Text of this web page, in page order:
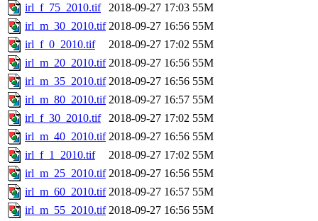
irl_f_75_2010.tif
2018-09-27 17:03 55M
irl_m_30_2010.tif 2018-09-27 16:56 55M
irl_f_0_2010.tif
2018-09-27 17:02 55M
irl_m_20_2010.tif 2018-09-27 16:56 55M
irl_m_35_2010.tif 2018-09-27 16:56 55M
irl_m_80_2010.tif 2018-09-27 16:57 55M
irl_f_30_2010.tif
2018-09-27 17:02 55M
irl_m_40_2010.tif 2018-09-27 16:56 55M
irl_f_1_2010.tif
2018-09-27 17:02 55M
irl_m_25_2010.tif 2018-09-27 16:56 55M
irl_m_60_2010.tif 2018-09-27 16:57 55M
irl_m_55_2010.tif 2018-09-27 16:56 55M